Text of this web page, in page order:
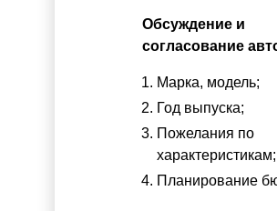
Обсуждение и
согласование
Марка, модель;
Год выпуска;
Пожелания по
характеристикам;
Планирование